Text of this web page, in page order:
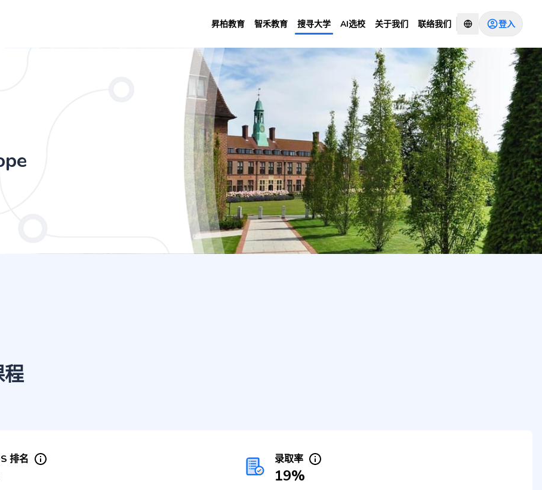
昇柏教育 智禾教育 搜寻大学 AI选校 关于我们 联络我们 登入
& Exercise (with Foundation Year) (4 Years Hope Park)
排名 录取率
19%